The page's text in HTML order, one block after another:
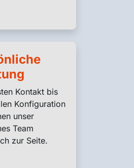
Kontakt bis
Konfiguration
unser
Team
zur Seite.